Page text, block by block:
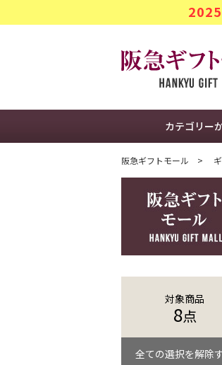
2025
カテゴリー
阪急ギフトモール
対象商品
8点
全ての選択を解除